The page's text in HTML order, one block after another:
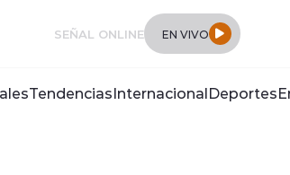
SEÑAL ONLINE EN VIVO
TendenciasInternacionalDeportes